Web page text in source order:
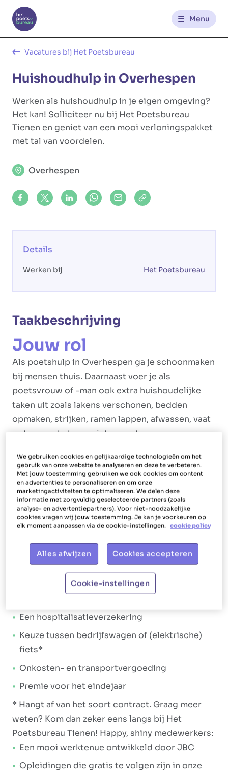
Menu
Glowi Glowi Jobs Het Poetsbureau
Kantoren
Werknemerszone
Klantenzone
Vacatures bij Het Poetsbureau
Huishoudhulp in Overhespen
Werken als huishoudhulp in je eigen omgeving?
Het kan! Solliciteer nu bij Het Poetsbureau
Tienen en geniet van een mooi verloningspakket
met tal van voordelen.
Share on Facebook
Share on X (formerly Twitter)
Share on LinkedIn
Share via Whatsapp
Share via Mail
Copy to clipboard
Overhespen
Details
Werken bij Het Poetsbureau
Taakbeschrijving
Jouw rol
Als poetshulp in Overhespen ga je schoonmaken
bij mensen thuis. Daarnaast voer je als
poetsvrouw of -man ook extra huishoudelijke
taken uit zoals lakens verschonen, bedden
opmaken, strijken, ramen lappen, afwassen, vaat
opbergen, koken en inkopen doen.
Ons aanbod
Het Poetsbureau gaat voorshiny en happy
collega's. Iets wat zich ook vertaalt in de manier
waarop we jou als huishoudhulp helpen en
verlonen. Jou laten stralen is dan ook ons doel.
extralegale voordelen
en eenaantrekkelijk
loonpakket. Het verloningspakket:
Brutoloon tussen €14,67 en €15,53 per uur
Een hospitalisatieverzekering
Keuze tussen bedrijfswagen of (elektrische)
fiets*
Onkosten- en transportvergoeding
Premie voor het eindejaar
* Hangt af van het soort contract. Graag meer
weten? Kom dan zeker eens langs bij Het
Poetsbureau Tienen! Happy, shiny medewerkers:
Een mooi werktenue ontwikkeld door JBC
Opleidingen die gratis te volgen zijn in onze
We gebruiken cookies en gelijkaardige technologieën om het
gebruik van onze website te analyseren en deze te verbeteren.
Met jouw toestemming gebruiken we ook cookies om content
en advertenties te personaliseren en om onze
marketingactiviteiten te optimaliseren. We delen deze
informatie met zorgvuldig geselecteerde partners (zoals
analyse- en advertentiepartners). Voor niet-noodzakelijke
cookies vragen wij jouw toestemming. Je kan je voorkeuren op
elk moment aanpassen via de cookie-instellingen. cookie policy
Alles afwijzen Cookies accepteren
Cookie-instellingen